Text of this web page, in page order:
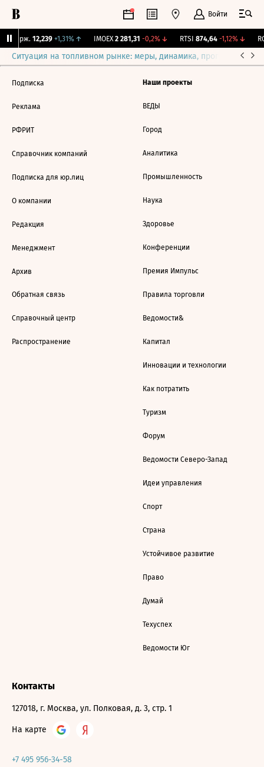
Войти
Бирж. 12,239 +1,31%↑ IMOEX 2 281,31 -0,2%↓ RTSI 874,64 -1,12%↓
Ситуация на топливном рынке: меры, динамика, прогнозы
Подписка
Реклама
РФРИТ
Справочник компаний
Подписка для юр.лиц
О компании
Редакция
Менеджмент
Архив
Обратная связь
Справочный центр
Распространение
Наши проекты
ВЕДЫ
Город
Аналитика
Промышленность
Наука
Здоровье
Конференции
Премия Импульс
Правила торговли
Ведомости&
Капитал
Инновации и технологии
Как потратить
Туризм
Форум
Ведомости Северо-Запад
Идеи управления
Спорт
Страна
Устойчивое развитие
Право
Думай
Техуспех
Ведомости Юг
Контакты
127018, г. Москва, ул. Полковая, д. 3, стр. 1
На карте
+7 495 956-34-58